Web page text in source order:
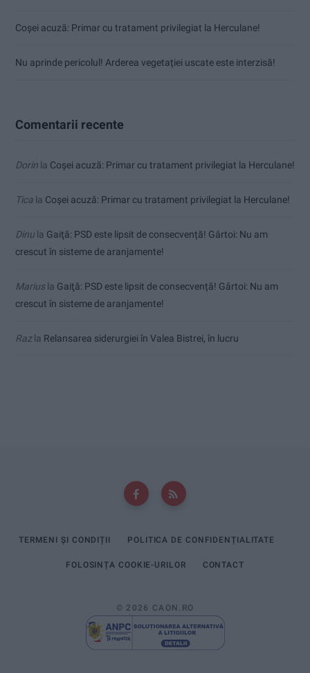
Coșei acuză: Primar cu tratament privilegiat la Herculane!
Nu aprinde pericolul! Arderea vegetației uscate este interzisă!
Comentarii recente
Dorin la Coșei acuză: Primar cu tratament privilegiat la Herculane!
Tica la Coșei acuză: Primar cu tratament privilegiat la Herculane!
Dinu la Gaiţă: PSD este lipsit de consecvență! Gârtoi: Nu am
crescut în sisteme de aranjamente!
Mariusla Gaiţă: PSD este lipsit de consecvență! Gârtoi: Nu am
crescut în sisteme de aranjamente!
Razla Relansarea siderurgiei în Valea Bistrei, în lucru
TERMENI ȘI CONDIȚII POLITICA DE CONFIDENȚIALITATE
FOLOSINȚA COOKIE-URILOR CONTACT
© 2026 CAON.RO